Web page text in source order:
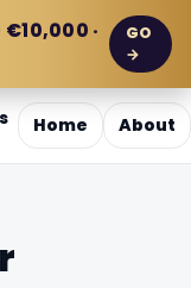
·
GO
→
Home About